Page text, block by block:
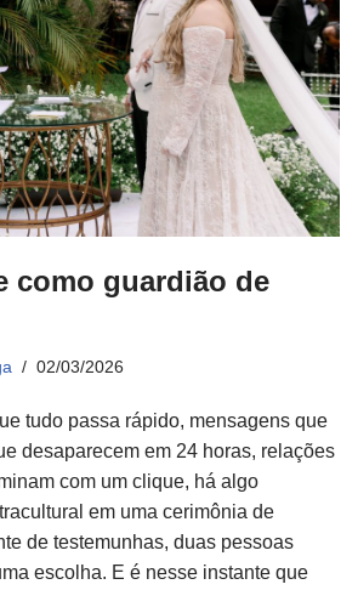
como guardião de
02/03/2026
tudo passa rápido, mensagens que
desaparecem em 24 horas, relações
com um clique, há algo
em uma cerimônia de
de testemunhas, duas pessoas
escolha. E é nesse instante que